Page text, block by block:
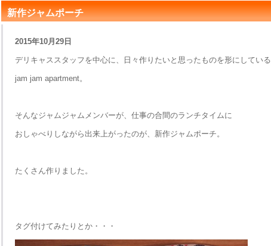
新作ジャムポーチ
2015年10月29日
デリキャススタッフを中心に、日々作りたいと思ったものを形にしている
jam jam apartment。
そんなジャムジャムメンバーが、仕事の合間のランチタイムに
おしゃべりしながら出来上がったのが、新作ジャムポーチ。
たくさん作りました。
タグ付けてみたりとか・・・